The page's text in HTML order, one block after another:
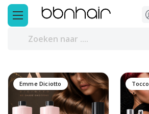
Emme Diciotto